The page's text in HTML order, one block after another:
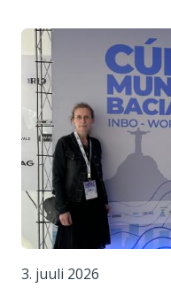
3. juuli 2026